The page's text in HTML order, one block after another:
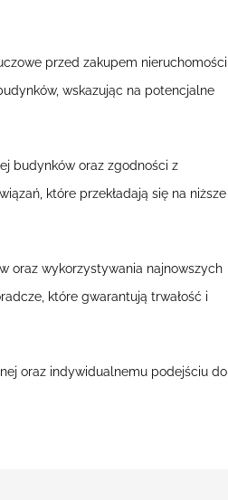
przed zakupem nieruchomości,
wskazując na potencjalne
budynków oraz zgodności z
które przekładają się na niższe
oraz wykorzystywania najnowszych
które gwarantują trwałość i
oraz indywidualnemu podejściu do